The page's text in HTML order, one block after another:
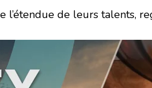
l’étendue de leurs talents,